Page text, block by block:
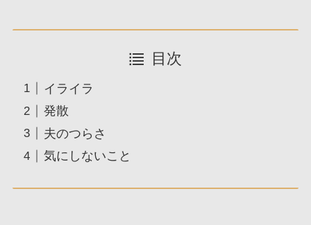
目次
イライラ
発散
夫のつらさ
気にしないこと